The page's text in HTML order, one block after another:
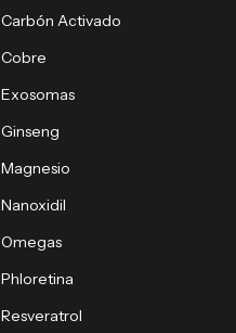
Carbón Activado
Cobre
Exosomas
Ginseng
Magnesio
Nanoxidil
Omegas
Phloretina
Resveratrol